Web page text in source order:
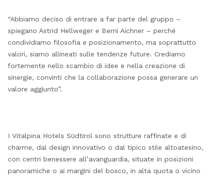
“Abbiamo deciso di entrare a far parte del gruppo –
spiegano Astrid Hellweger e Berni Aichner – perché
condividiamo filosofia e posizionamento, ma soprattutto
valori, siamo allineati sulle tendenze future. Crediamo
fortemente nello scambio di idee e nella creazione di
sinergie, convinti che la collaborazione possa generare un
valore aggiunto”.
I Vitalpina Hotels Südtirol sono strutture raffinate e di
charme, dal design innovativo o dal tipico stile altoatesino,
con centri benessere all’avanguardia, situate in posizioni
panoramiche o ai margini del bosco, in alta quota o vicino